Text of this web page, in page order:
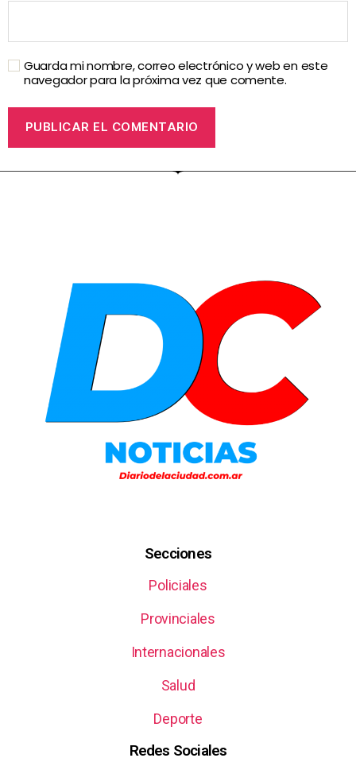
Guarda mi nombre, correo electrónico y web en este
navegador para la próxima vez que comente.
Secciones
Policiales
Provinciales
Internacionales
Salud
Deporte
Redes Sociales